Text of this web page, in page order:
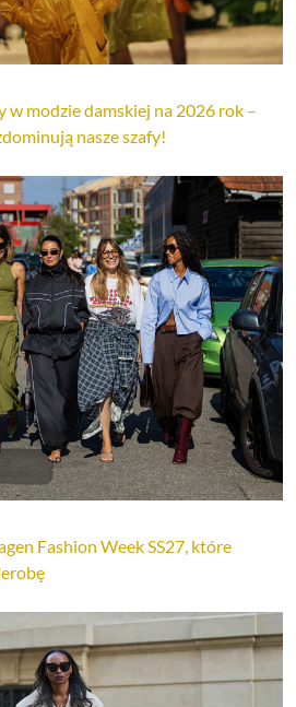
w modzie damskiej na 2026 rok –
nasze szafy!
Fashion Week SS27, które